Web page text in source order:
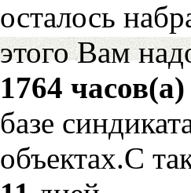
осталось
этого Вам
1764 часов(а)
базе
объектах.С